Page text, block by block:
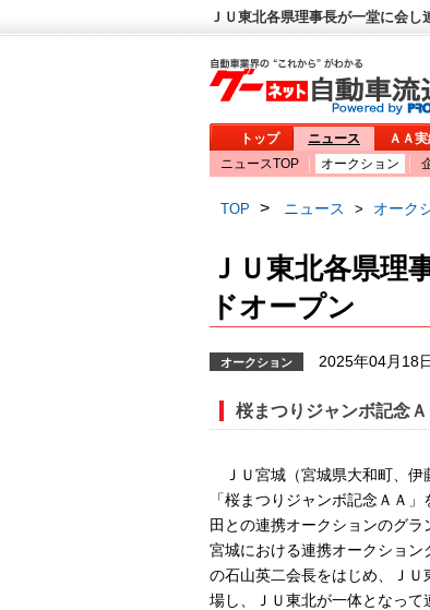
ＪＵ東北各県理事長が一堂に会
トップ ニュース ＡＡ
ニュースTOP
オークション
TOP > ニュース > オーク
ＪＵ東北各県理
ドオープン
オークション 2025年04月18
桜まつりジャンボ記念
ＪＵ宮城（宮城県大和町、伊
「桜まつりジャンボ記念ＡＡ
田との連携オークションのグ
宮城における連携オークショ
の石山英二会長をはじめ、Ｊ
場し、ＪＵ東北が一体となっ